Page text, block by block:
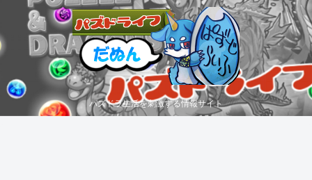
パズドラ生活を刺激する情報サイト